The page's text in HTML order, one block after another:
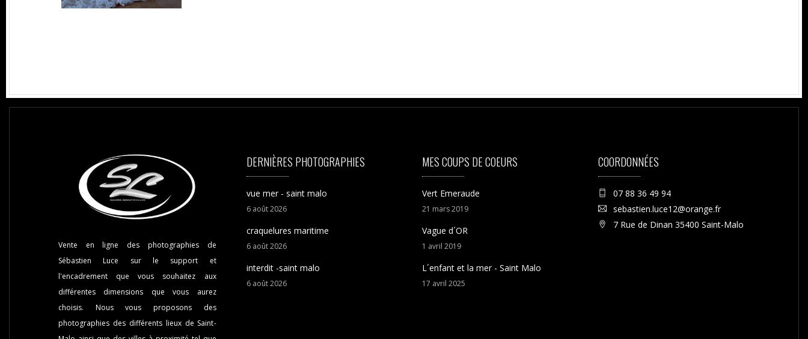
Vente en ligne des photographies de
Sébastien Luce sur le support et
l'encadrement que vous souhaitez aux
différentes dimensions que vous aurez
choisis. Nous vous proposons des
photographies des différents lieux de Saint-
DERNIÈRES PHOTOGRAPHIES
vue mer - saint malo
6août2026
craquelures maritime
6août2026
interdit -saint malo
6août2026
MES COUPS DE COEURS
Vert Emeraude
21 mars2019
Vague d´OR
1 avril 2019
L´enfant et la mer - Saint Malo
17 avril 2025
COORDONNÉES
07 88 36 49 94
sebastien.luce12@orange.fr
7 Rue de Dinan 35400 Saint-Malo